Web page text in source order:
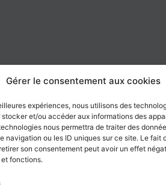
Gérer le consentement aux cookies
expériences, nous utilisons des
et/ou accéder aux informations des
nous permettra de traiter des
navigation ou les ID uniques sur ce site. Le fait
son consentement peut avoir un effet
fonctions.